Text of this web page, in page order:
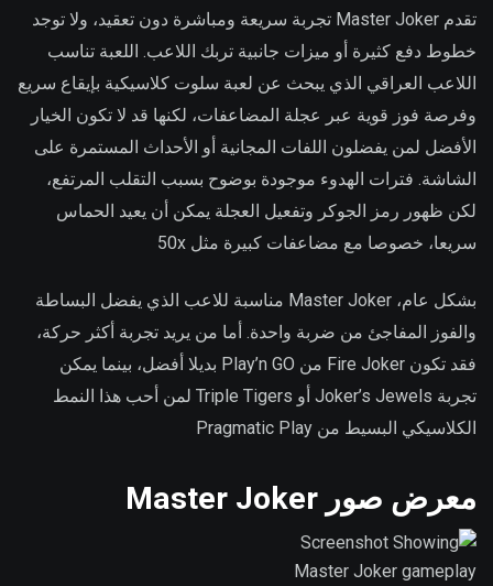
تقدم Master Joker تجربة سريعة ومباشرة دون تعقيد، ولا توجد
خطوط دفع كثيرة أو ميزات جانبية تربك اللاعب. اللعبة تناسب
اللاعب العراقي الذي يبحث عن لعبة سلوت كلاسيكية بإيقاع سريع
وفرصة فوز قوية عبر عجلة المضاعفات، لكنها قد لا تكون الخيار
الأفضل لمن يفضلون اللفات المجانية أو الأحداث المستمرة على
الشاشة. فترات الهدوء موجودة بوضوح بسبب التقلب المرتفع،
لكن ظهور رمز الجوكر وتفعيل العجلة يمكن أن يعيد الحماس
سريعا، خصوصا مع مضاعفات كبيرة مثل 50x
بشكل عام، Master Joker مناسبة للاعب الذي يفضل البساطة
والفوز المفاجئ من ضربة واحدة. أما من يريد تجربة أكثر حركة،
فقد تكون Fire Joker من Play’n GO بديلا أفضل، بينما يمكن
تجربة Joker’s Jewels أو Triple Tigers لمن أحب هذا النمط
الكلاسيكي البسيط من Pragmatic Play
معرض صور Master Joker